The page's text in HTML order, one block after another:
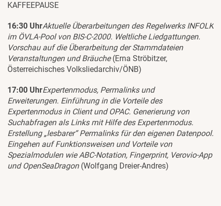
KAFFEEPAUSE
16:30 UhrAktuelle Überarbeitungen des Regelwerks INFOLK
im ÖVLA-Pool von BIS-C-2000. Weltliche Liedgattungen.
Vorschau auf die Überarbeitung der Stammdateien
Veranstaltungen und Bräuche(Erna Ströbitzer,
Österreichisches Volksliedarchiv/ÖNB)
17:00 UhrExpertenmodus, Permalinks und
Erweiterungen. Einführung in die Vorteile des
Expertenmodus in Client und OPAC. Generierung von
Suchabfragen als Links mit Hilfe des Expertenmodus.
Erstellung „lesbarer“ Permalinks für den eigenen Datenpool.
Eingehen auf Funktionsweisen und Vorteile von
Spezialmodulen wie ABC-Notation, Fingerprint, Verovio-App
und OpenSeaDragon(Wolfgang Dreier-Andres)